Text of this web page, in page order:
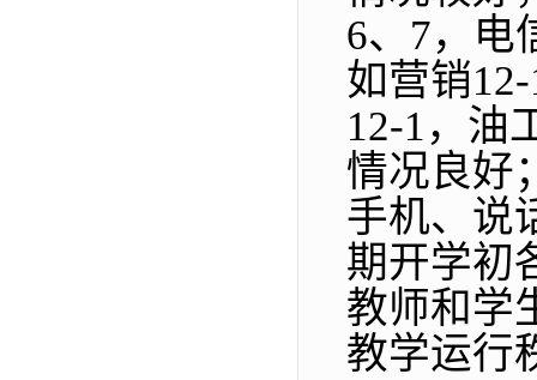
6、 7，电
如营销
12-1 ，油
情况良好
手机、说
期开学初
教师和学
教学运行